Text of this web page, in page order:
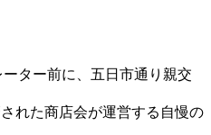
ター前に、五日市通り親交
れた商店会が運営する自慢の